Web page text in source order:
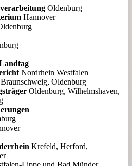
Oldenburg
Hannover
Nordrhein Westfalen
Braunschweig, Oldenburg
Oldenburg, Wilhelmshaven,
Krefeld, Herford,